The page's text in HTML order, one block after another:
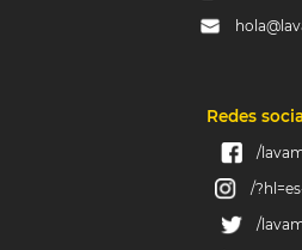
Redes
/
/
/